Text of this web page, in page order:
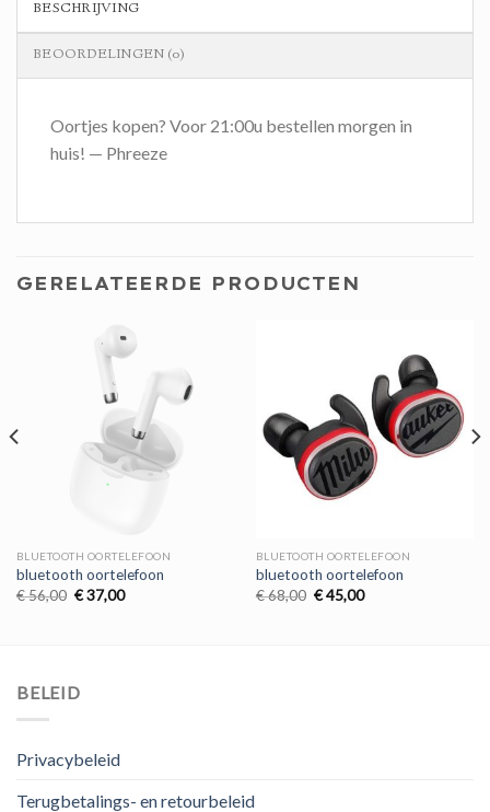
BESCHRIJVING
BEOORDELINGEN (0)
Oortjes kopen? Voor 21:00u bestellen morgen in
huis! — Phreeze
GERELATEERDE PRODUCTEN
BLUETOOTH OORTELEFOON
bluetooth oortelefoon
€56,00 Oorspronkelijke
€37,00Huidige
BLUETOOTH OORTELEFOON
bluetooth oortelefoon
€68,00 Oorspronkelijke
€45,00Huidige
BELEID
Privacybeleid
Terugbetalings- en retourbeleid